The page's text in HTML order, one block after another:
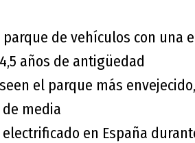
de vehículos con una
años de antigüedad
el parque más envejecido,
media
en España